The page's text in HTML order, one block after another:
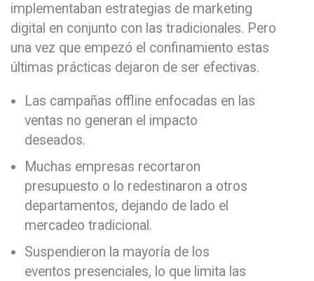
implementaban estrategias de marketing
digital en conjunto con las tradicionales. Pero
una vez que empezó el confinamiento estas
últimas prácticas dejaron de ser efectivas.
Las campañas offline enfocadas en las
ventas no generan el impacto
deseados.
Muchas empresas recortaron
presupuesto o lo redestinaron a otros
departamentos, dejando de lado el
mercadeo tradicional.
Suspendieron la mayoría de los
eventos presenciales, lo que limita las